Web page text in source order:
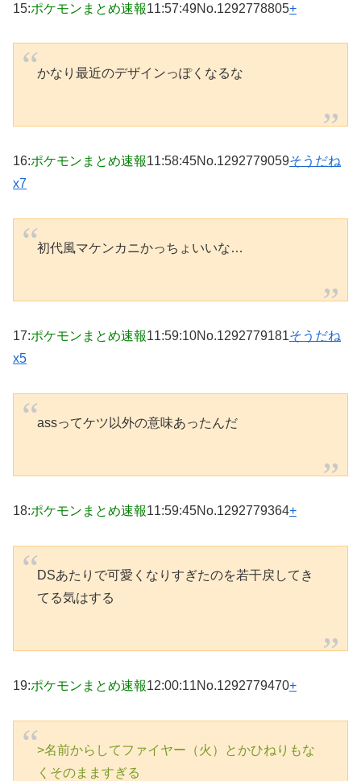
15:ポケモンまとめ速報11:57:49No.1292778805+
かなり最近のデザインっぽくなるな
16:ポケモンまとめ速報11:58:45No.1292779059そうだね
x7
初代風マケンカニかっちょいいな…
17:ポケモンまとめ速報11:59:10No.1292779181そうだね
x5
assってケツ以外の意味あったんだ
18:ポケモンまとめ速報11:59:45No.1292779364+
DSあたりで可愛くなりすぎたのを若干戻してき
てる気はする
19:ポケモンまとめ速報12:00:11No.1292779470+
>名前からしてファイヤー（火）とかひねりもな
くそのまますぎる